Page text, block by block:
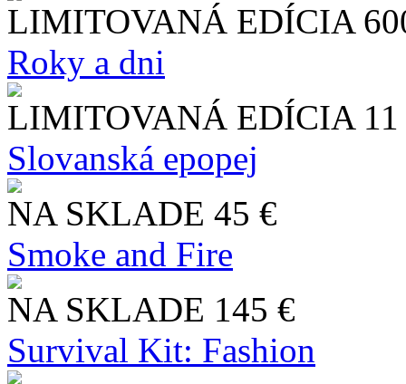
LIMITOVANÁ EDÍCIA
Roky a dni
LIMITOVANÁ EDÍCIA
Slo​vanská epopej
NA SKLADE 45 €
Smoke and Fire
NA SKLADE 145 €
Survival Kit: Fashion